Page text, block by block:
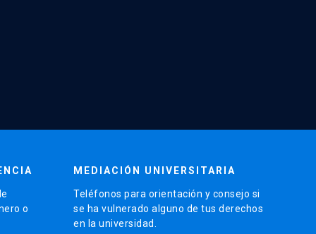
o
MEDIACIÓN UNIVERSITARIA
Teléfonos para orientación y consejo si
se ha vulnerado alguno de tus derechos
en la universidad.